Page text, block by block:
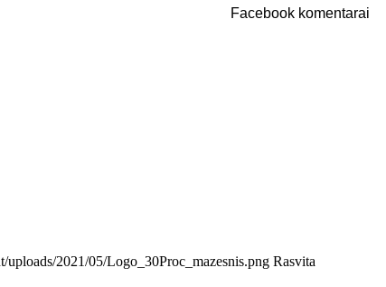
Facebook komentarai
2021/05/Logo_30Proc_mazesnis.png Rasvita